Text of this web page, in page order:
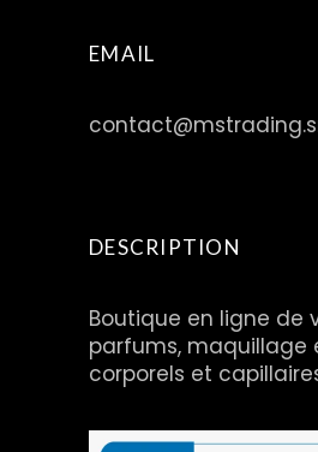
EMAIL
DESCRIPTION
Boutique en ligne de
parfums, maquillage
corporels et